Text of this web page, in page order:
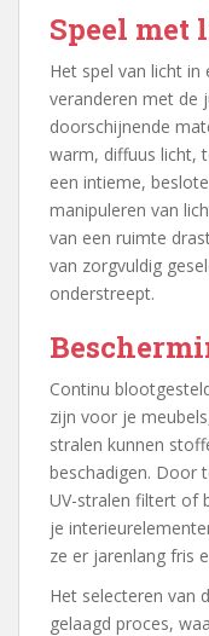
Speel met
Het spel van licht in
veranderen met de
doorschijnende
warm, diffuus licht,
een intieme,
manipuleren van
van een ruimte
van zorgvuldig
onderstreept.
Continu
zijn voor je
stralen kunnen
beschadigen. Door
UV-stralen filtert of
je
ze er jarenlang fris
Het selecteren van
gelaagd proces,